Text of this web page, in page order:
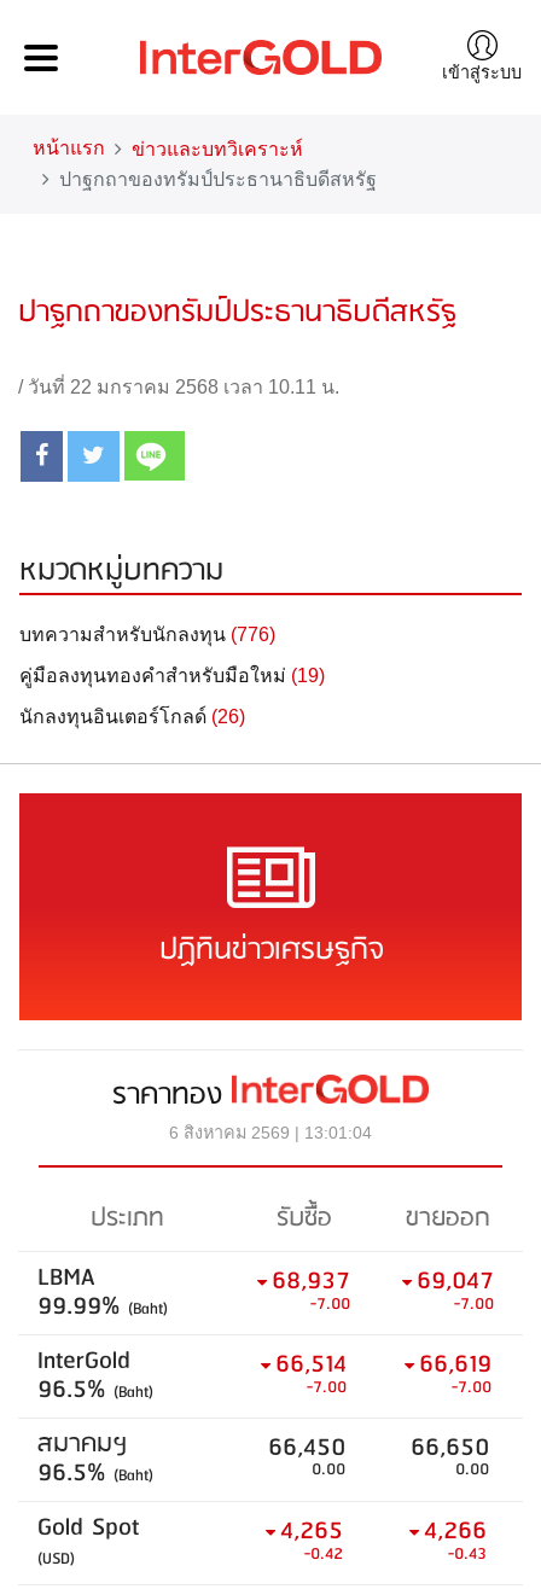
เข้าสู่ระบบ
หน้าแรก
ข่าวและบทวิเคราะห์
ปาฐกถาของทรัมป์ประธานาธิบดีสหรัฐ
ปาฐกถาของทรัมป์ประธานาธิบดีสหรัฐ
/ วันที่ 22 มกราคม 2568 เวลา 10.11 น.
หมวดหมู่บทความ
บทความสำหรับนักลงทุน (776)
คู่มือลงทุนทองคำสำหรับมือใหม่ (19)
นักลงทุนอินเตอร์โกลด์ (26)
ปฏิทินข่าวเศรษฐกิจ
ราคาทอง
6 สิงหาคม 2569 | 13:01:04
ประเภท รับซื้อ
ขายออก
LBMA
99.99% (Baht)
68,937
-7.00
69,047
-7.00
InterGold
96.5% (Baht)
66,514
-7.00
66,619
-7.00
สมาคมฯ
96.5% (Baht)
66,450
0.00
66,650
0.00
Gold Spot
(USD)
4,265
-0.42
4,266
-0.43